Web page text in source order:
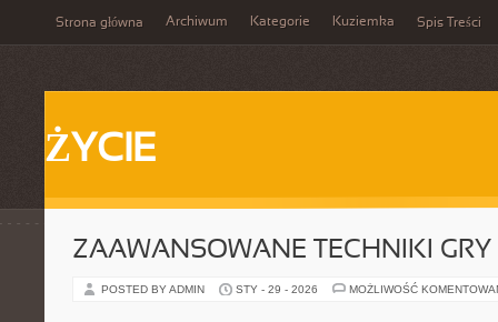
Strona główna Archiwum Kategorie Kuziemka Spis Treści
ŻYCIE
ZAAWANSOWANE TECHNIKI GRY
POSTED BY ADMIN STY - 29 - 2026 MOŻLIWOŚĆ